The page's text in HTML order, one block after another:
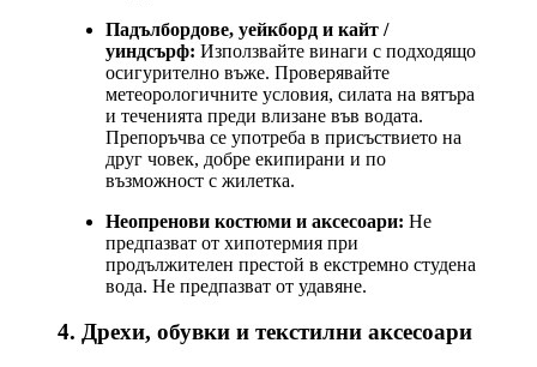
Падълбордове, уейкборд и кайт /
уиндсърф: Използвайте винаги с подходящо
осигурително въже. Проверявайте
метеорологичните условия, силата на вятъра
и теченията преди влизане във водата.
Препоръчва се употреба в присъствието на
друг човек, добре екипирани и по
възможност с жилетка.
Неопренови костюми и аксесоари: Не
предпазват от хипотермия при
продължителен престой в екстремно студена
вода. Не предпазват от удавяне.
4. Дрехи, обувки и текстилни аксесоари